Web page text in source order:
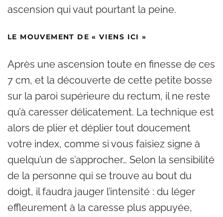
ascension qui vaut pourtant la peine.
LE MOUVEMENT DE « VIENS ICI »
Après une ascension toute en finesse de ces
7 cm, et la découverte de cette petite bosse
sur la paroi supérieure du rectum, il ne reste
qu’à caresser délicatement. La technique est
alors de plier et déplier tout doucement
votre index, comme si vous faisiez signe à
quelqu’un de s’approcher… Selon la sensibilité
de la personne qui se trouve au bout du
doigt, il faudra jauger l’intensité : du léger
effleurement à la caresse plus appuyée,